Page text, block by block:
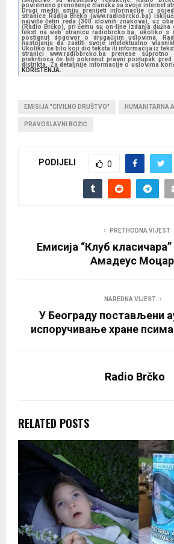
P
a
e
povremeno prenošenje članaka sa svoje internet
Drugi mediji smiju prenijeti informacije iz
stranice Radija Brčko (www.radiobrcko.ba)
najviše četiri reda (300 slovnih znakova), uz
(Radio Brčko), pri čemu su on-line izdanja
tekst na web stranicu radiobrcko.ba, ukoliko s
postignut dogovor o drugačijim uslovima.
nastojanju da zaštiti svoje intelektualno
Ukoliko se bilo koji dio teksta ili informacija iz
stranici www.radiobrcko.ba prenese
prekršioca će biti pokrenut pravni postupak pred
distrikta. Za detaljnije informacije o uslovima
KORIŠTENJA.
EMISIJA "CIVILNO DRUŠTVO" HUMANITARNA
PRAVOSLAVNI BOŽIĆ
PODIJELI 0
PRETHODNA VIJEST
Емисија “Клуб
Амадеус
NAREDNA VIJEST
У Београду постављени
испоручивање хране
Radio Brčko
RELATED POSTS